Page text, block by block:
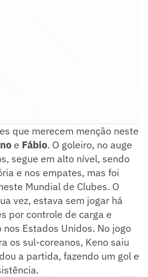
que merecem menção neste
e Fábio. O goleiro, no auge
segue em alto nível, sendo
e nos empates, mas foi
Mundial de Clubes. O
vez, estava sem jogar há
por controle de carga e
Estados Unidos. No jogo
os sul-coreanos, Keno saiu
a partida, fazendo um gol e